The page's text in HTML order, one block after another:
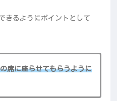
きるようにポイントとして
席に座らせてもらうように